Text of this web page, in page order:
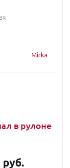
Mirka
в рулоне
руб.